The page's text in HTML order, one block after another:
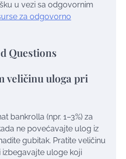
u vezi sa odgovornim
za odgovorno
Questions
veličinu uloga pri
bankrolla (npr. 1–3%) za
ne povećavajte ulog iz
gubitak. Pratite veličinu
uloge koji